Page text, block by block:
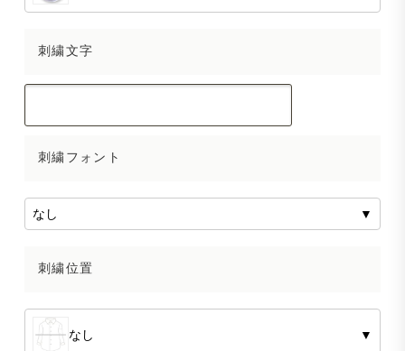
刺繍文字
刺繍フォント
なし ▼
刺繍位置
なし ▼